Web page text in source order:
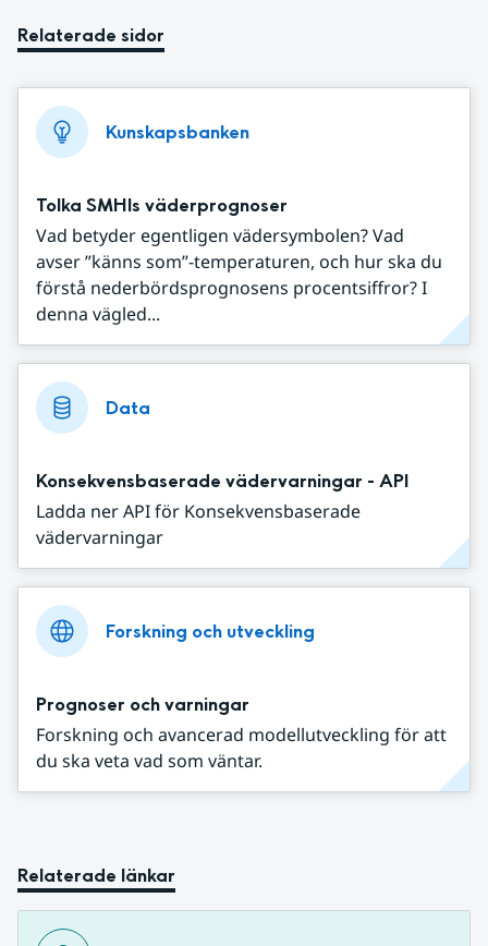
Relaterade sidor
Kunskapsbanken
Tolka SMHIs väderprognoser
Vad betyder egentligen vädersymbolen? Vad
avser ”känns som”-temperaturen, och hur ska du
förstå nederbördsprognosens procentsiffror? I
denna vägled...
Data
Konsekvensbaserade vädervarningar - API
Ladda ner API för Konsekvensbaserade
vädervarningar
Forskning och utveckling
Prognoser och varningar
Forskning och avancerad modellutveckling för att
du ska veta vad som väntar.
Relaterade länkar